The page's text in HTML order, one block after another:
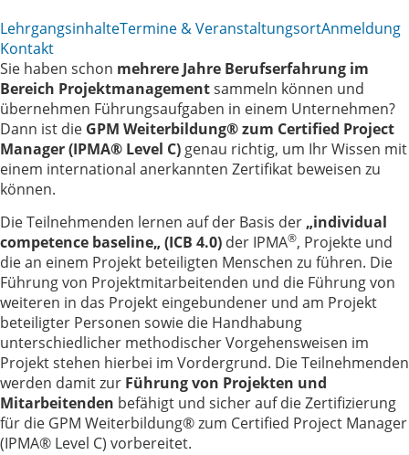
LehrgangsinhalteTermine & VeranstaltungsortAnmeldung
Kontakt
Sie haben schon mehrere Jahre Berufserfahrung im
Bereich Projektmanagementsammeln können und
übernehmen Führungsaufgaben in einem Unternehmen?
Dann ist die GPM Weiterbildung®zum Certified Project
Manager (IPMA® Level C) genau richtig, um Ihr Wissen mit
einem international anerkannten Zertifikat beweisen zu
können.
Die Teilnehmenden lernen auf der Basis der „individual
competence baseline„ (ICB 4.0) der IPMA®, Projekte und
die an einem Projekt beteiligten Menschen zu führen. Die
Führung von Projektmitarbeitenden und die Führung von
weiteren in das Projekt eingebundener und am Projekt
beteiligter Personen sowie die Handhabung
unterschiedlicher methodischer Vorgehensweisen im
Projekt stehen hierbei im Vordergrund. Die Teilnehmenden
werden damit zur Führung von Projekten und
Mitarbeitenden befähigt und sicher auf die Zertifizierung
für die GPM Weiterbildung® zum Certified Project Manager
(IPMA® Level C) vorbereitet.